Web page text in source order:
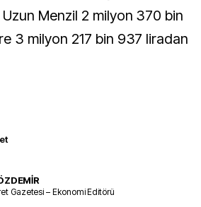
Menzil 2 milyon 370 bin
3 milyon 217 bin 937 liradan
Gazetesi – Ekonomi Editörü